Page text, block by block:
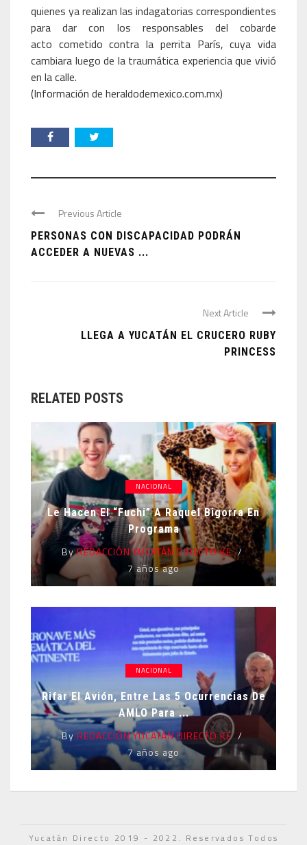
quienes ya realizan las indagatorias correspondientes
para dar con los responsables del cobarde
acto cometido contra la perrita París, cuya vida
cambiara luego de la traumática experiencia que vivió
en la calle.
(Información de heraldodemexico.com.mx)
Previous Article
PERSONAS CON DISCAPACIDAD PODRÁN
ACCEDER A NUEVAS ...
Next Article
LLEGA A YUCATÁN EL CRUCERO RUBY
PRINCESS
RELATED POSTS
NACIONAL
Le Hacen El “fuchi” A Raquel Bigorra En
Programa
ByREDACCIÓN YUCATÁN DIRECTO KE
7 años ago
NACIONAL
Rifar El Avión, Entre Las 5 Ocurrencias De
AMLO Para ...
ByREDACCIÓN YUCATÁN DIRECTO KE
7 años ago
Yucatán Directo 2019 - 2022. Reservados Todos